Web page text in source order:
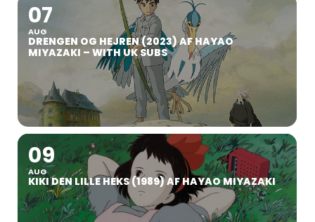
07
AUG
DRENGEN OG HEJREN (2023) AF HAYAO
MIYAZAKI – WITH UK SUBS
09
AUG
KIKI DEN LILLE HEKS (1989) AF HAYAO MIYAZAKI